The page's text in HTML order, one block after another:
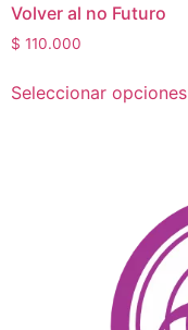
Volver al no Futuro
$ 110.000
Seleccionar opciones